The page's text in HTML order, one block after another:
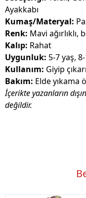
Ayakkabı
Kumaş/Materyal:
Renk: Mavi ağırlıklı,
Kalıp: Rahat
Uygunluk: 5-7 yaş,
Kullanım: Giyip
Bakım: Elde yıkama
İçerikte yazanların
değildir.